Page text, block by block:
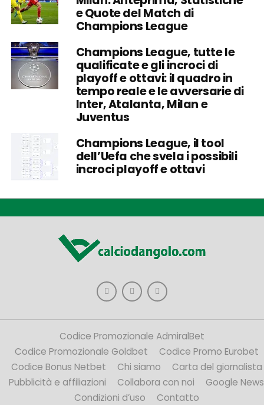
e Quote del Match di
Champions League
Champions League, tutte le
qualificate e gli incroci di
playoff e ottavi: il quadro in
tempo reale e le avversarie di
Inter, Atalanta, Milan e
Juventus
Champions League, il tool
dell’Uefa che svela i possibili
incroci playoff e ottavi
Codice Promozionale AdmiralBet
Codice Promozionale Goldbet
Codice Promo Eurobet
Codice Bonus Netbet
Chi siamo
Carta del giornalista
Pubblicità e affiliazioni
Collabora con noi
Google News
Condizioni d’uso
Contatto